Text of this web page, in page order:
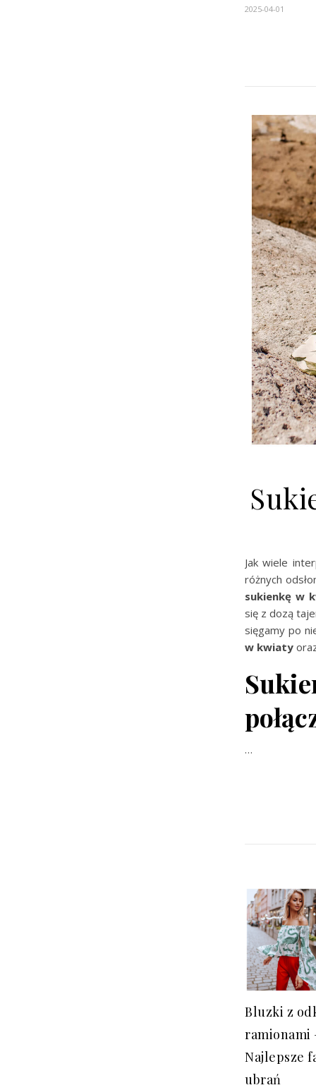
2025-04-01
Jak wiele
różnych
sukienkę w
się z dozą
sięgamy po
w kwiaty
…
Bluzki z
ramionami
Najlepsze
ubrań